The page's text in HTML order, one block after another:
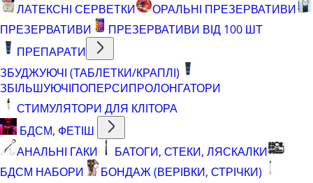
ЛАТЕКСНІ СЕРВЕТКИ
ОРАЛЬНІ ПРЕЗЕРВАТИВИ
ПРЕЗЕРВАТИВИ
ПРЕЗЕРВАТИВИ ВІД 100 ШТ
ПРЕПАРАТИ
ЗБУДЖУЮЧІ (ТАБЛЕТКИ/КРАПЛІ)
ЗБІЛЬШУЮЧІПОПЕРСИПРОЛОНГАТОРИ
СТИМУЛЯТОРИ ДЛЯ КЛІТОРА
БДСМ, ФЕТІШ
АНАЛЬНІ ГАКИ
БАТОГИ, СТЕКИ, ЛЯСКАЛКИ
БДСМ НАБОРИ
БОНДАЖ (ВЕРІВКИ, СТРІЧКИ)